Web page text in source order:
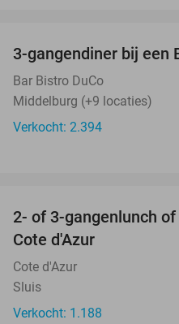
3-gangendiner bij een
Bar Bistro DuCo
Middelburg (+9 locaties)
Verkocht: 2.394
2- of 3-gangenlunch
Cote d'Azur
Cote d'Azur
Sluis
Verkocht: 1.188